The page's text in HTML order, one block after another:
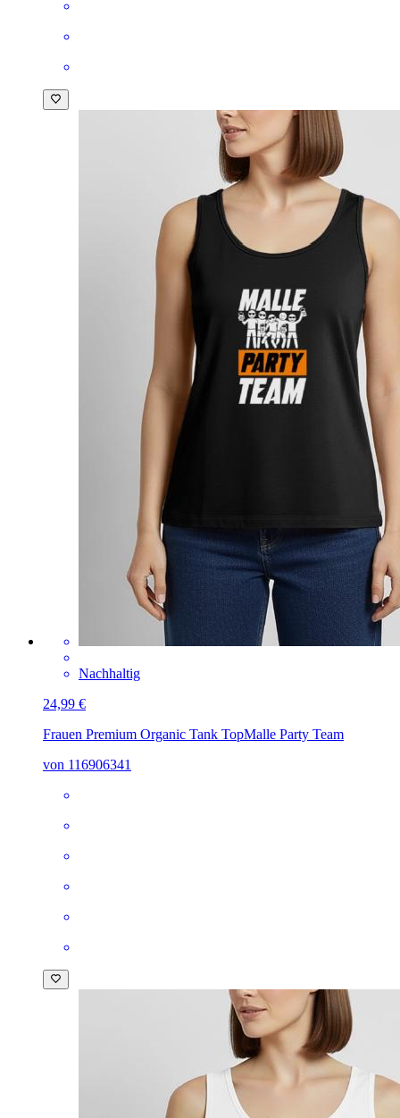
Nachhaltig
24,99 €
Frauen Premium Organic Tank TopMalle Party Team
von 116906341